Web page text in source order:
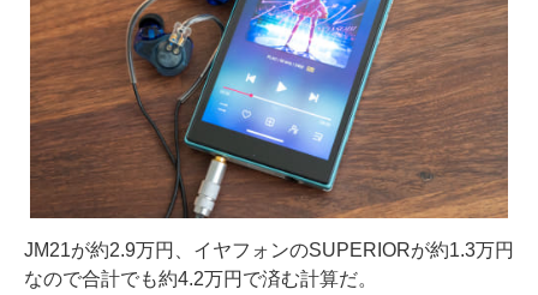
JM21が約2.9万円、イヤフォンのSUPERIORが約1.3万円
なので合計でも約4.2万円で済む計算だ。